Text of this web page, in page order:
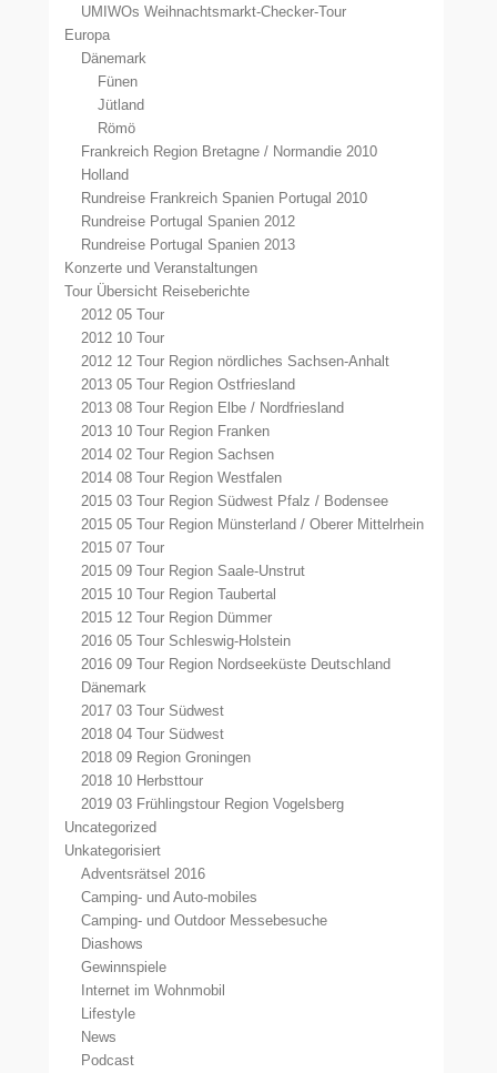
UMIWOs Weihnachtsmarkt-Checker-Tour
Europa
Dänemark
Fünen
Jütland
Römö
Frankreich Region Bretagne / Normandie 2010
Holland
Rundreise Frankreich Spanien Portugal 2010
Rundreise Portugal Spanien 2012
Rundreise Portugal Spanien 2013
Konzerte und Veranstaltungen
Tour Übersicht Reiseberichte
2012 05 Tour
2012 10 Tour
2012 12 Tour Region nördliches Sachsen-Anhalt
2013 05 Tour Region Ostfriesland
2013 08 Tour Region Elbe / Nordfriesland
2013 10 Tour Region Franken
2014 02 Tour Region Sachsen
2014 08 Tour Region Westfalen
2015 03 Tour Region Südwest Pfalz / Bodensee
2015 05 Tour Region Münsterland / Oberer Mittelrhein
2015 07 Tour
2015 09 Tour Region Saale-Unstrut
2015 10 Tour Region Taubertal
2015 12 Tour Region Dümmer
2016 05 Tour Schleswig-Holstein
2016 09 Tour Region Nordseeküste Deutschland
Dänemark
2017 03 Tour Südwest
2018 04 Tour Südwest
2018 09 Region Groningen
2018 10 Herbsttour
2019 03 Frühlingstour Region Vogelsberg
Uncategorized
Unkategorisiert
Adventsrätsel 2016
Camping- und Auto-mobiles
Camping- und Outdoor Messebesuche
Diashows
Gewinnspiele
Internet im Wohnmobil
Lifestyle
News
Podcast